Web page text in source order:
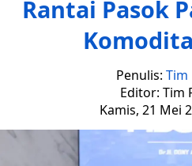
Rantai Pasok
Penulis: Tim
Editor: Tim
Kamis, 21 Mei